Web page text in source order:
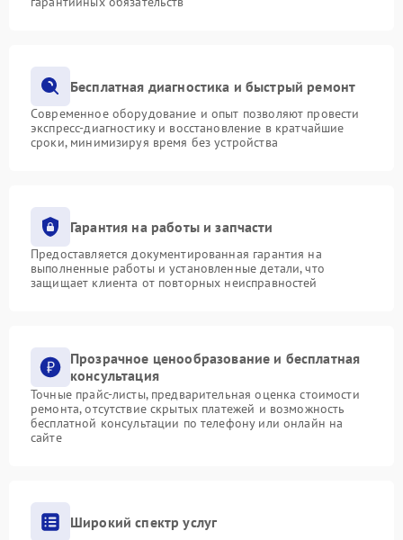
Бесплатная диагностика и быстрый ремонт
Современное оборудование и опыт позволяют провести
экспресс-диагностику и восстановление в кратчайшие
сроки, минимизируя время без устройства
Гарантия на работы и запчасти
Предоставляется документированная гарантия на
выполненные работы и установленные детали, что
защищает клиента от повторных неисправностей
Прозрачное ценообразование и бесплатная
консультация
Точные прайс-листы, предварительная оценка стоимости
ремонта, отсутствие скрытых платежей и возможность
бесплатной консультации по телефону или онлайн на
сайте
Широкий спектр услуг